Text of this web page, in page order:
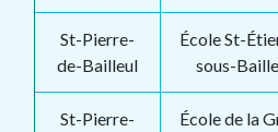
St-Pierre-
de-Bailleul
École St-
sous-
St-Pierre-
École de la